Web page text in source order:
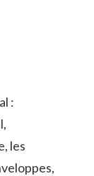
:
les